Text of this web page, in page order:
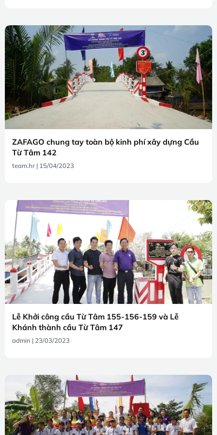
ZAFAGO chung tay toàn bộ kinh phí xây dựng Cầu
Từ Tâm 142
team.hr 15/04/2023
Lễ Khởi công cầu Từ Tâm 155-156-159 và Lễ
Khánh thành cầu Từ Tâm 147
admin 23/03/2023